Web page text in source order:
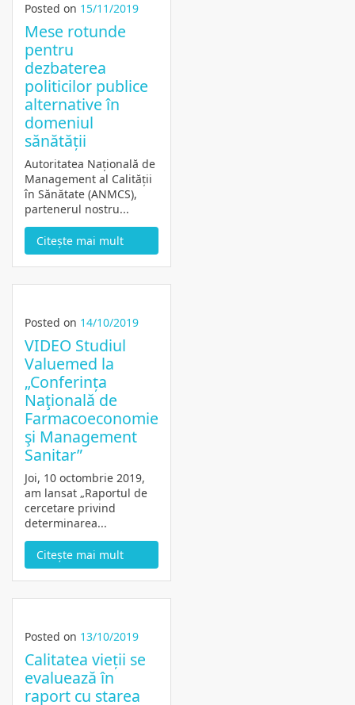
Posted on 15/11/2019
Mese rotunde
pentru
dezbaterea
politicilor publice
alternative în
domeniul
sănătății
Autoritatea Națională de
Management al Calității
în Sănătate (ANMCS),
partenerul nostru...
Citește mai mult
Posted on 14/10/2019
VIDEO Studiul
Valuemed la
„Conferința
Naţională de
Farmacoeconomie
şi Management
Sanitar”
Joi, 10 octombrie 2019,
am lansat „Raportul de
cercetare privind
determinarea...
Citește mai mult
Posted on 13/10/2019
Calitatea vieții se
evaluează în
raport cu starea